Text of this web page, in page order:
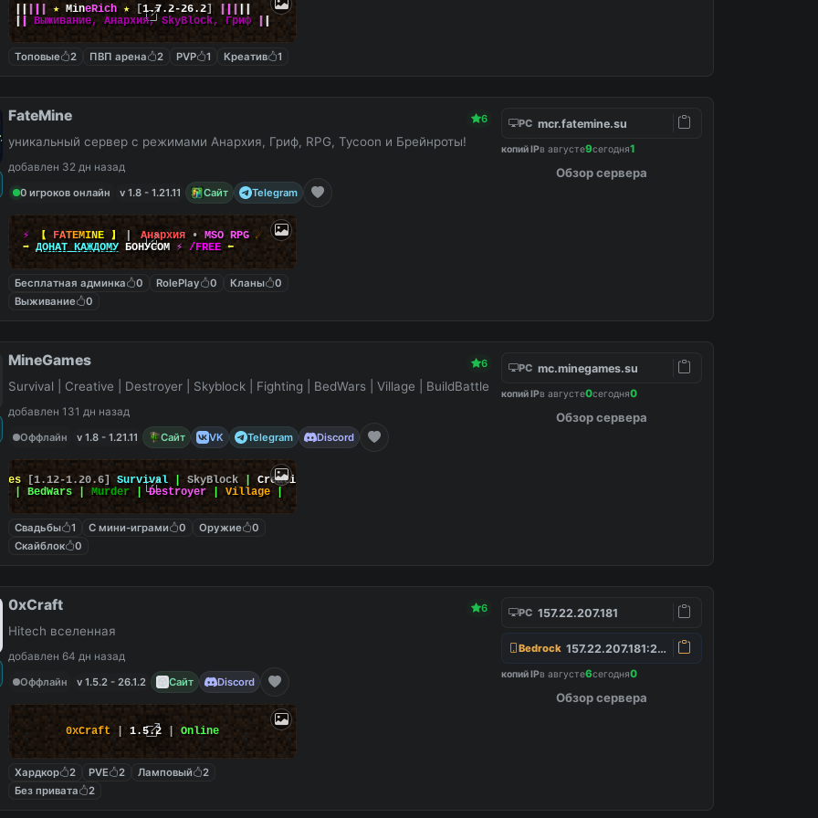
| | | ★ MineRich★ [1.7.2-26.2] |
Выживание, Анархия, SkyBlock, Гриф
Топовые 2 ПВП арена 2 PVP 1 Креатив 1
FateMine 6
уникальный сервер с режимами Анархия, Гриф, RPG, Tycoon и Брейнроты!
добавлен 32 дн назад
0 игроков онлайн
v 1.8 - 1.21.11 Сайт Telegram
⚡ 【 FATEMINE 】 Анархия • MSO RPG ☄
➡ ДОНАТ КАЖДОМУ БОНУСОМ ⚡ /FREE ⬅
Бесплатная админка 0 RolePlay 0 Кланы
0
Выживание
0
PC mcr.fatemine.su
копий IPв августе9сегодня1
Обзор сервера
MineGames 6
Survival | Creative | Destroyer | Skyblock | Fighting | BedWars | Village | BuildBattle
добавлен 131 дн назад
Оффлайн
v 1.8 - 1.21.11 Сайт VK Telegram Discord
[1.12-1.20.6] Survival | SkyBlock | Creative
| BedWars | Murder |Destroyer | Village |
Свадьбы 1 С мини-играми 0 Оружие
0
Скайблок
0
PC mc.minegames.su
копий IPв августе0сегодня0
Обзор сервера
0xCraft 6
Hitech вселенная
добавлен 64 дн назад
Оффлайн
v 1.5.2 - 26.1.2 Сайт Discord
0xCraft 1.5.2 Online
Хардкор 2 PVE 2 Ламповый
2
Без привата
2
PC 157.22.207.181
Bedrock 157.22.207.181:25565
копий IPв августе6сегодня0
Обзор сервера